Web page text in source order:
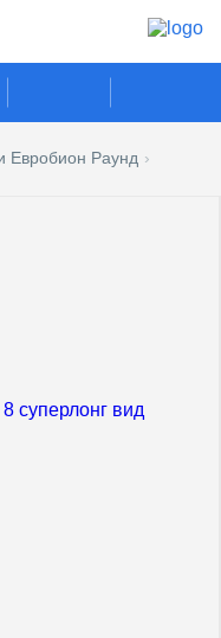
Евробион Раунд